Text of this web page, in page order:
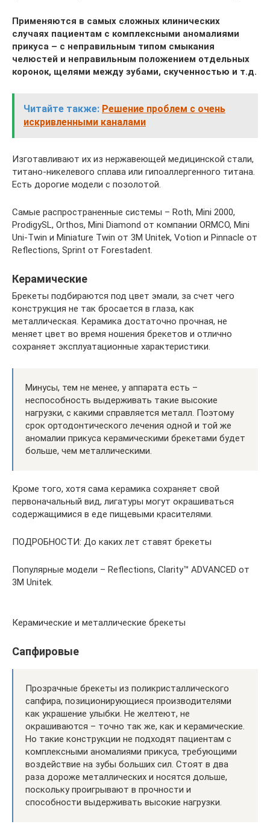
Применяются в самых сложных клинических
случаях пациентам с комплексными аномалиями
прикуса – с неправильным типом смыкания
челюстей и неправильным положением отдельных
коронок, щелями между зубами, скученностью и т.д.
Читайте также: Решение проблем с очень
искривленными каналами
Изготавливают их из нержавеющей медицинской стали,
титано-никелевого сплава или гипоаллергенного титана.
Есть дорогие модели с позолотой.
Самые распространенные системы – Roth, Mini 2000,
ProdigySL, Orthos, Mini Diamond от компании ORMCO, Mini
Uni-Twin и Miniature Twin от 3M Unitek, Votion и Pinnacle от
Reflections, Sprint от Forestadent.
Керамические
Брекеты подбираются под цвет эмали, за счет чего
конструкция не так бросается в глаза, как
металлическая. Керамика достаточно прочная, не
меняет цвет во время ношения брекетов и отлично
сохраняет эксплуатационные характеристики.
Минусы, тем не менее, у аппарата есть –
неспособность выдерживать такие высокие
нагрузки, с какими справляется металл. Поэтому
срок ортодонтического лечения одной и той же
аномалии прикуса керамическими брекетами будет
больше, чем металлическими.
Кроме того, хотя сама керамика сохраняет свой
первоначальный вид, лигатуры могут окрашиваться
содержащимися в еде пищевыми красителями.
ПОДРОБНОСТИ: До каких лет ставят брекеты
Популярные модели – Reflections, Clarity™ ADVANCED от
3M Unitek.
Керамические и металлические брекеты
Сапфировые
Прозрачные брекеты из поликристаллического
сапфира, позиционирующиеся производителями
как украшение улыбки. Не желтеют, не
окрашиваются – точно так же, как и керамические.
Но такие конструкции не подходят пациентам с
комплексными аномалиями прикуса, требующими
воздействие на зубы больших сил. Стоят в два
раза дороже металлических и носятся дольше,
поскольку проигрывают в прочности и
способности выдерживать высокие нагрузки.